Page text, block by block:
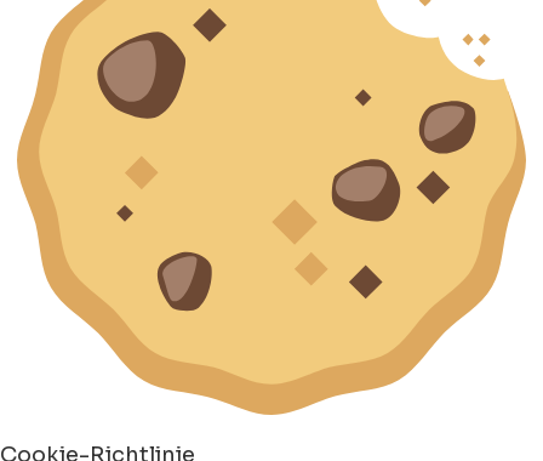
Cookie-Richtlinie